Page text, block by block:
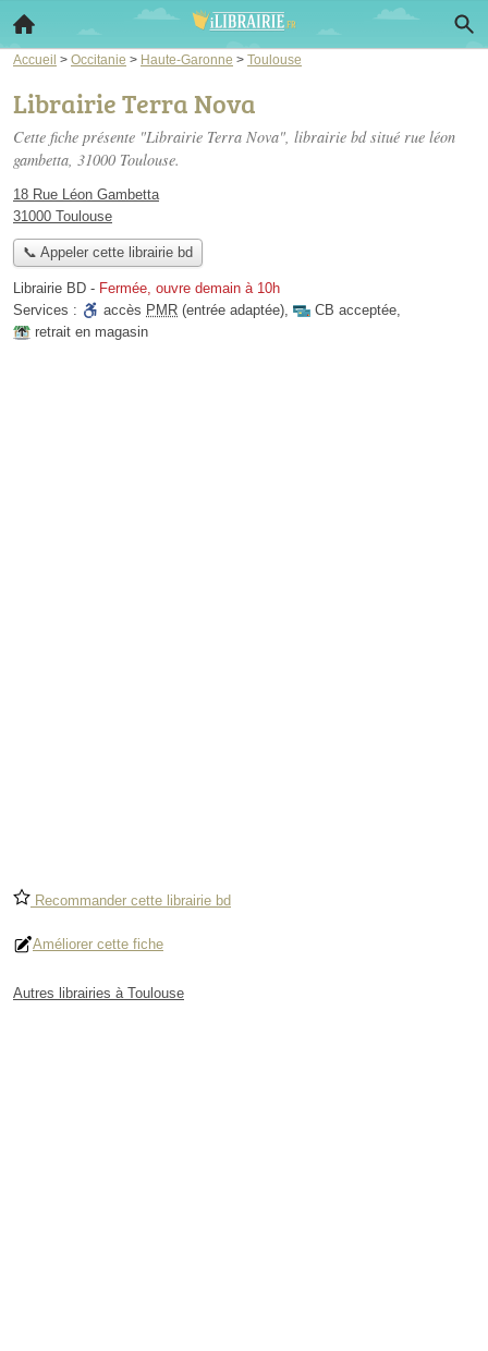
Accueil > Occitanie > Haute-Garonne > Toulouse
Librairie Terra Nova
Cette fiche présente "Librairie Terra Nova", librairie bd situé rue léon
gambetta, 31000 Toulouse.
18 Rue Léon Gambetta
31000 Toulouse
📞 Appeler cette librairie bd
Librairie BD - Fermée, ouvre demain à 10h
Services :
accès PMR (entrée adaptée), CB acceptée,
retrait en magasin
Recommander cette librairie bd
Améliorer cette fiche
Autres librairies à Toulouse